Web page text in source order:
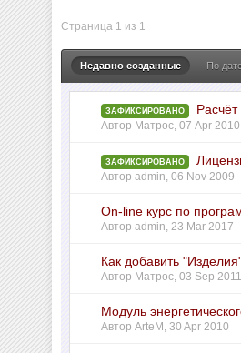
Страница 1 из 1
Недавно созданные По
ЗАФИКСИРОВАНО
Автор Матрос,07 Apr 2010
ЗАФИКСИРОВАНО
Авторadmin,06 Nov 2009
On-line курс по
Авторadmin,23 Mar 2017
Как добавить
Автор Матрос,03 Sep 2011
Модуль
АвторArteM ,30 Apr 2010